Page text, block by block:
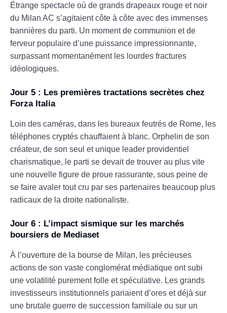
Étrange spectacle où de grands drapeaux rouge et noir
du Milan AC s’agitaient côte à côte avec des immenses
bannières du parti. Un moment de communion et de
ferveur populaire d’une puissance impressionnante,
surpassant momentanément les lourdes fractures
idéologiques.
Jour 5 : Les premières tractations secrètes chez
Forza Italia
Loin des caméras, dans les bureaux feutrés de Rome, les
téléphones cryptés chauffaient à blanc. Orphelin de son
créateur, de son seul et unique leader providentiel
charismatique, le parti se devait de trouver au plus vite
une nouvelle figure de proue rassurante, sous peine de
se faire avaler tout cru par ses partenaires beaucoup plus
radicaux de la droite nationaliste.
Jour 6 : L’impact sismique sur les marchés
boursiers de Mediaset
À l’ouverture de la bourse de Milan, les précieuses
actions de son vaste conglomérat médiatique ont subi
une volatilité purement folle et spéculative. Les grands
investisseurs institutionnels pariaient d’ores et déjà sur
une brutale guerre de succession familiale ou sur un